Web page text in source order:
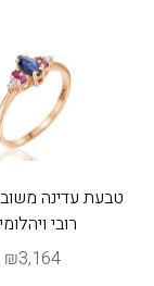
טבעת עדינה
רובי
₪3,164